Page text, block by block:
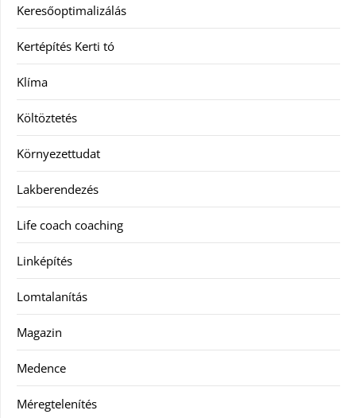
Keresőoptimalizálás
Kertépítés Kerti tó
Klíma
Költöztetés
Környezettudat
Lakberendezés
Life coach coaching
Linképítés
Lomtalanítás
Magazin
Medence
Méregtelenítés